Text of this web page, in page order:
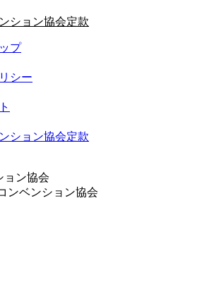
ション協会定款
プ
シー
ション協会定款